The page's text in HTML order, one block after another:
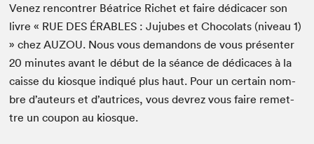
Venez ren­con­tr­er Béa­trice Richet et faire dédi­cac­er son
livre « RUE DES ÉRABLES : Jujubes et Choco­lats (niveau1)
» chezAUZOU. Nous vous deman­dons de vous présen­ter
20 min­utes avant le début de la séance de dédi­caces à la
caisse du kiosque indiqué plus haut. Pour un cer­tain nom­
bre d’auteurs et d’autrices, vous devrez vous faire remet­
tre un coupon au kiosque.